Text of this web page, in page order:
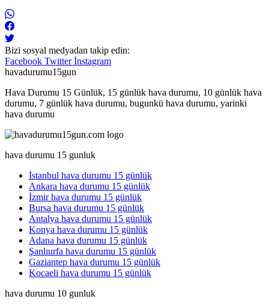
Bizi sosyal medyadan takip edin:
Facebook Twitterİnstagram
havadurumu15gun
Hava Durumu 15 Günlük, 15 günlük hava durumu, 10 günlük hava
durumu, 7 günlük hava durumu, bugunkü hava durumu, yarinki
hava durumu
hava durumu 15 gunluk
İstanbul hava durumu 15 günlük
Ankara hava durumu 15 günlük
İzmir hava durumu 15 günlük
Bursa hava durumu 15 günlük
Antalya hava durumu 15 günlük
Konya hava durumu 15 günlük
Adana hava durumu 15 günlük
Şanlıurfa hava durumu 15 günlük
Gaziantep hava durumu 15 günlük
Kocaeli hava durumu 15 günlük
hava durumu 10 gunluk